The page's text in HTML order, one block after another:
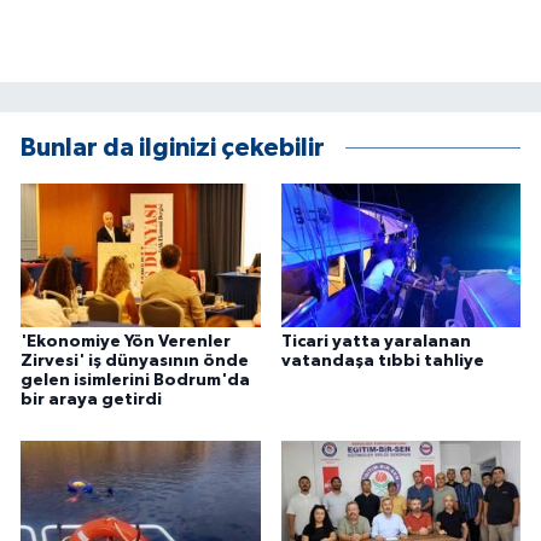
Bunlar da ilginizi çekebilir
'Ekonomiye Yön Verenler
Zirvesi' iş dünyasının önde
gelen isimlerini Bodrum'da
bir araya getirdi
Ticari yatta yaralanan
vatandaşa tıbbi tahliye
YEREL
Yerel Haberler